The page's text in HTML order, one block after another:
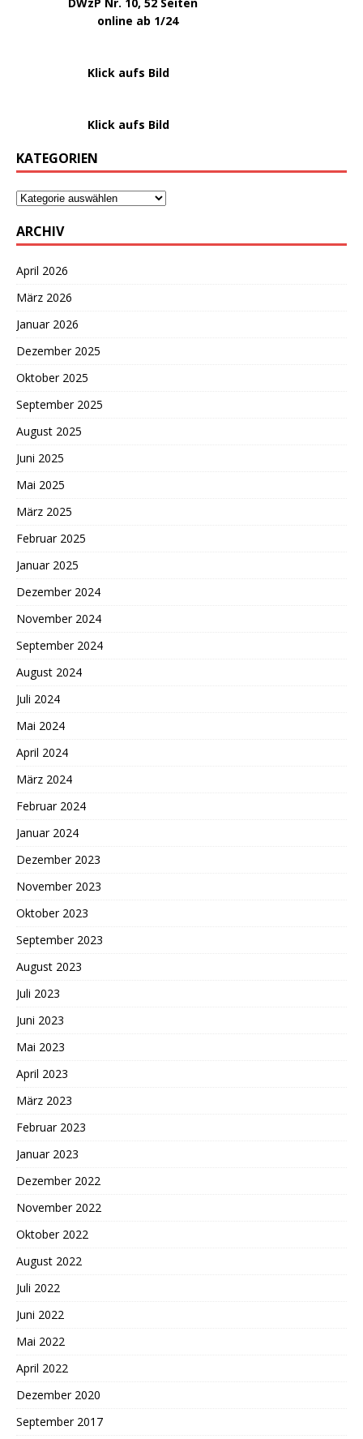
online ab 1/24
Klick aufs Bild
Klick aufs Bild
KATEGORIEN
ARCHIV
April 2026
März 2026
Januar 2026
Dezember 2025
Oktober 2025
September 2025
August 2025
Juni 2025
Mai 2025
März 2025
Februar 2025
Januar 2025
Dezember 2024
November 2024
September 2024
August 2024
Juli 2024
Mai 2024
April 2024
März 2024
Februar 2024
Januar 2024
Dezember 2023
November 2023
Oktober 2023
September 2023
August 2023
Juli 2023
Juni 2023
Mai 2023
April 2023
März 2023
Februar 2023
Januar 2023
Dezember 2022
November 2022
Oktober 2022
August 2022
Juli 2022
Juni 2022
Mai 2022
April 2022
Dezember 2020
September 2017